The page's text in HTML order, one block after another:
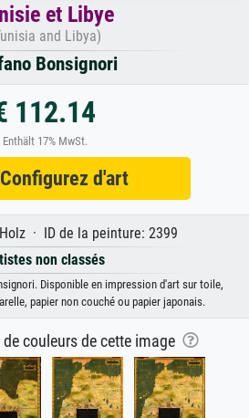
et Libye
and Libya)
Bonsignori
112.14
Enthält 17% MwSt.
d'art
· ID de la peinture: 2399
non classés
Disponible en impression d'art sur toile,
papier non couché ou papier japonais.
couleurs de cette image